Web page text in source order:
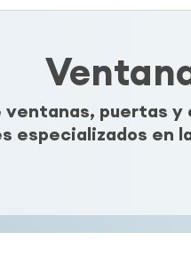
puertas y
especializados en